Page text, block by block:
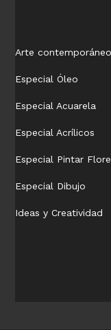
Arte contemporáneo
Especial Óleo
Especial Acuarela
Especial Acrílicos
Especial Pintar
Especial Dibujo
Ideas y Creatividad